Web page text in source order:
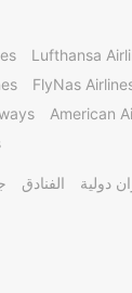
Lufthansa
FlyNas
American
دولية الفنادق